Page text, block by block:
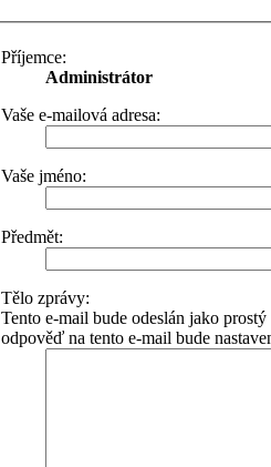
Příjemce:
Administrátor
Vaše e-mailová adresa:
Vaše jméno:
Předmět:
Tělo zprávy:
Tento e-mail bude odeslán jako
odpověď na tento e-mail bude